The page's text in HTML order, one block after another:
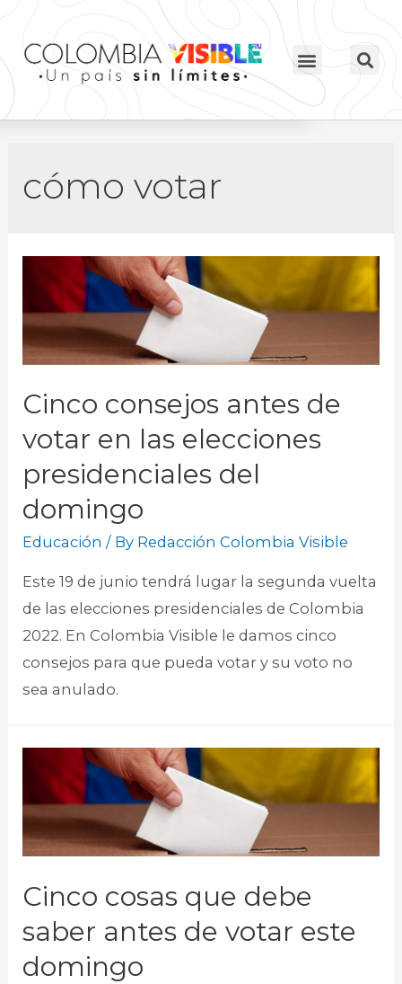
cómo votar
Cinco consejos antes de
votar en las elecciones
presidenciales del
domingo
Educación / By Redacción Colombia Visible
Este 19 de junio tendrá lugar la segunda vuelta
de las elecciones presidenciales de Colombia
2022. En Colombia Visible le damos cinco
consejos para que pueda votar y su voto no
sea anulado.​
Cinco cosas que debe
saber antes de votar este
domingo